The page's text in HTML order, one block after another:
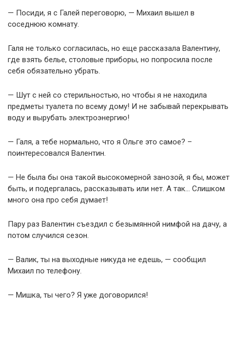
— Посиди, я с Галей переговорю, — Михаил вышел в
соседнюю комнату.
Галя не только согласилась, но еще рассказала Валентину,
где взять белье, столовые приборы, но попросила после
себя обязательно убрать.
— Шут с ней со стерильностью, но чтобы я не находила
предметы туалета по всему дому! И не забывай перекрывать
воду и вырубать электроэнергию!
— Галя, а тебе нормально, что я Ольге это самое? –
поинтересовался Валентин.
— Не была бы она такой высокомерной занозой, я бы, может
быть, и подергалась, рассказывать или нет. А так… Слишком
много она про себя думает!
Пару раз Валентин съездил с безымянной нимфой на дачу, а
потом случился сезон.
— Валик, ты на выходные никуда не едешь, — сообщил
Михаил по телефону.
— Мишка, ты чего? Я уже договорился!